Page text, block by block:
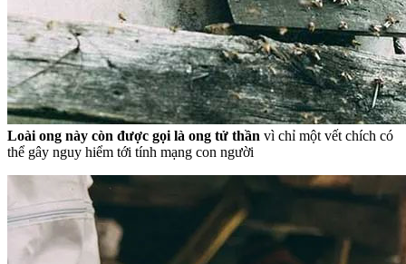
Loài ong này còn được gọi là ong tử thần vì chỉ một vết chích có
thể gây nguy hiểm tới tính mạng con người